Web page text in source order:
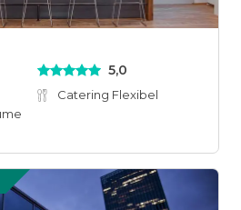
5,0
Catering Flexibel